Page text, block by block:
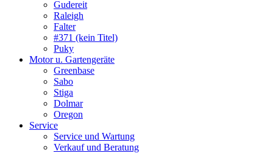
Gudereit
Raleigh
Falter
#371 (kein Titel)
Puky
Motor u. Gartengeräte
Greenbase
Sabo
Stiga
Dolmar
Oregon
Service
Service und Wartung
Verkauf und Beratung